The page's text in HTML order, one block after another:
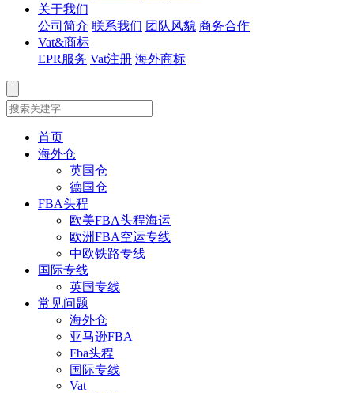
关于我们
公司简介 联系我们 团队风貌 商务合作
Vat&商标
EPR服务 Vat注册 海外商标
首页
海外仓
英国仓
德国仓
FBA头程
欧美FBA头程海运
欧洲FBA空运专线
中欧铁路专线
国际专线
英国专线
常见问题
海外仓
亚马逊FBA
Fba头程
国际专线
Vat